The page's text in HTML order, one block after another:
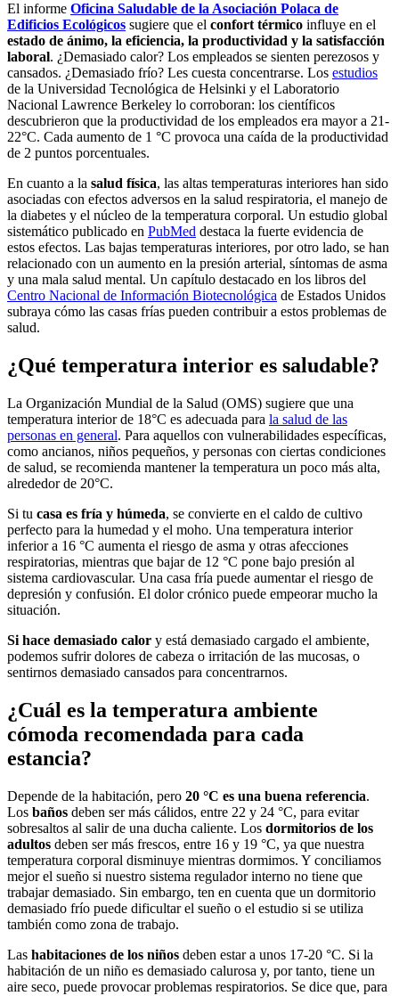
El informe Oficina Saludable de la Asociación Polaca de
Edificios Ecológicos sugiere que el confort térmico influye en el
estado de ánimo, la eficiencia, la productividad y la satisfacción
laboral. ¿Demasiado calor? Los empleados se sienten perezosos y
cansados. ¿Demasiado frío? Les cuesta concentrarse. Los estudios
de la Universidad Tecnológica de Helsinki y el Laboratorio
Nacional Lawrence Berkeley lo corroboran: los científicos
descubrieron que la productividad de los empleados era mayor a 21-
22°C. Cada aumento de 1 °C provoca una caída de la productividad
de 2 puntos porcentuales.
En cuanto a la salud física, las altas temperaturas interiores han sido
asociadas con efectos adversos en la salud respiratoria, el manejo de
la diabetes y el núcleo de la temperatura corporal. Un estudio global
sistemático publicado en PubMed destaca la fuerte evidencia de
estos efectos. Las bajas temperaturas interiores, por otro lado, se han
relacionado con un aumento en la presión arterial, síntomas de asma
y una mala salud mental. Un capítulo destacado en los libros del
Centro Nacional de Información Biotecnológica de Estados Unidos
subraya cómo las casas frías pueden contribuir a estos problemas de
salud.
¿Qué temperatura interior es saludable?
La Organización Mundial de la Salud (OMS) sugiere que una
temperatura interior de 18°C es adecuada para la salud de las
personas en general. Para aquellos con vulnerabilidades específicas,
como ancianos, niños pequeños, y personas con ciertas condiciones
de salud, se recomienda mantener la temperatura un poco más alta,
alrededor de 20°C.
Si tu casa es fría y húmeda, se convierte en el caldo de cultivo
perfecto para la humedad y el moho. Una temperatura interior
inferior a 16 °C aumenta el riesgo de asma y otras afecciones
respiratorias, mientras que bajar de 12 °C pone bajo presión al
sistema cardiovascular. Una casa fría puede aumentar el riesgo de
depresión y confusión. El dolor crónico puede empeorar mucho la
situación.
Si hace demasiado calor y está demasiado cargado el ambiente,
podemos sufrir dolores de cabeza o irritación de las mucosas, o
sentirnos demasiado cansados para concentrarnos.
¿Cuál es la temperatura ambiente
cómoda recomendada para cada
estancia?
Depende de la habitación, pero 20 °C es una buena referencia.
Los baños deben ser más cálidos, entre 22 y 24 °C, para evitar
sobresaltos al salir de una ducha caliente. Los dormitorios de los
adultos deben ser más frescos, entre 16 y 19 °C, ya que nuestra
temperatura corporal disminuye mientras dormimos. Y conciliamos
mejor el sueño si nuestro sistema regulador interno no tiene que
trabajar demasiado. Sin embargo, ten en cuenta que un dormitorio
demasiado frío puede dificultar el sueño o el estudio si se utiliza
también como zona de trabajo.
Las habitaciones de los niños deben estar a unos 17-20 °C. Si la
habitación de un niño es demasiado calurosa y, por tanto, tiene un
aire seco, puede provocar problemas respiratorios. Se dice que, para